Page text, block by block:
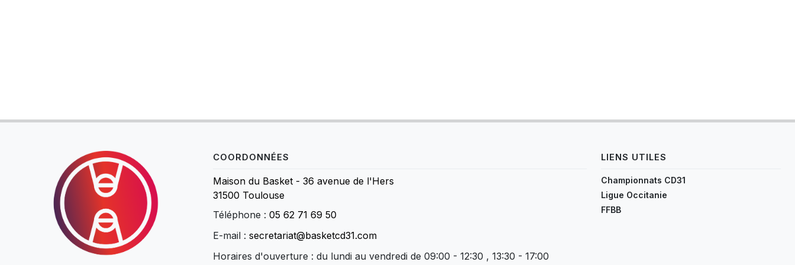
COORDONNÉES
Maison du Basket - 36 avenue de l'Hers
31500 Toulouse
Téléphone : 05 62 71 69 50
E-mail : secretariat@basketcd31.com
Horaires d'ouverture : du lundi au vendredi de 09:00 - 12:30 , 13:30 - 17:00
LIENS UTILES
Championnats CD31
Ligue Occitanie
FFBB